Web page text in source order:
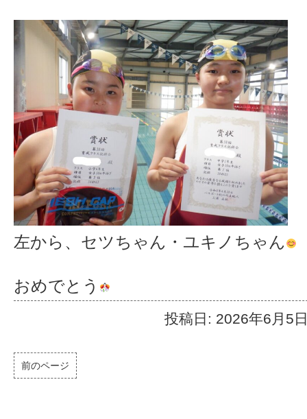
左から、セツちゃん・ユキノちゃん
おめでとう
投稿日: 2026年6月5
前のページ